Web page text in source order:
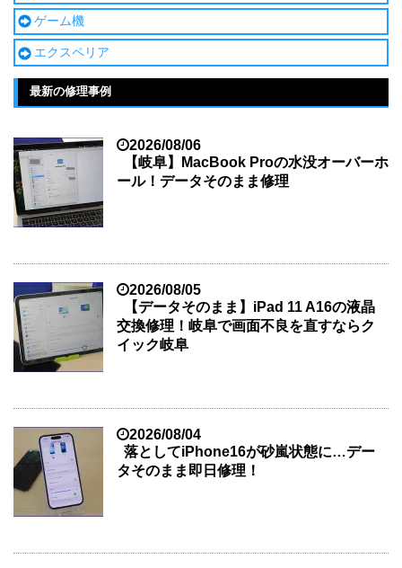
ゲーム機
エクスペリア
最新の修理事例
2026/08/06
【岐阜】MacBook Proの水没オーバーホ
ール！データそのまま修理
2026/08/05
【データそのまま】iPad 11 A16の液晶
交換修理！岐阜で画面不良を直すならク
イック岐阜
2026/08/04
落としてiPhone16が砂嵐状態に…デー
タそのまま即日修理！